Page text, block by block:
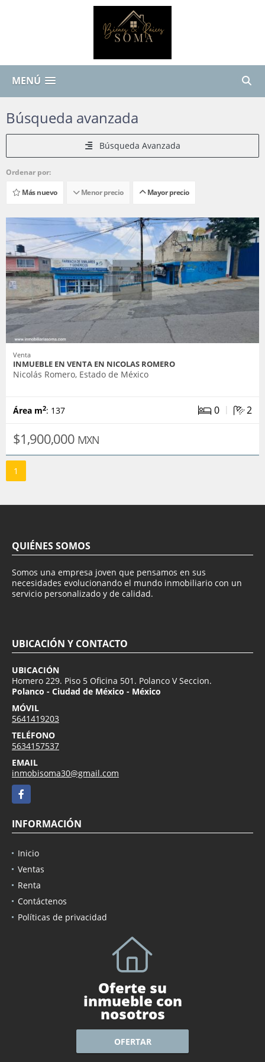
MENÚ
Búsqueda avanzada
Búsqueda Avanzada
Ordenar por:
Más nuevo
Menor precio Mayor precio
Venta
INMUEBLE EN VENTA EN NICOLAS ROMERO
Nicolás Romero, Estado de México
Área m2: 137 0 | 2
$1,900,000 MXN
1
QUIÉNES SOMOS
Somos una empresa joven que pensamos en sus
necesidades evolucionando el mundo inmobiliario con un
servicio personalizado y de calidad.
UBICACIÓN Y CONTACTO
UBICACIÓN
Homero 229. Piso 5 Oficina 501. Polanco V Seccion.
Polanco - Ciudad de México - México
MÓVIL
5641419203
TELÉFONO
5634157537
EMAIL
inmobisoma30@gmail.com
Facebook
INFORMACIÓN
Inicio
Ventas
Renta
Contáctenos
Políticas de privacidad
Oferte su
inmueble con
nosotros
OFERTAR